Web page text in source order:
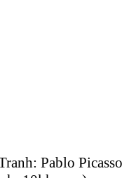
Pablo Picasso